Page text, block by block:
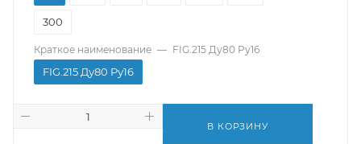
300
Краткое наименование — FIG.215 Ду80 Pу16
FIG.215 Ду80 Pу16
В КОРЗИНУ